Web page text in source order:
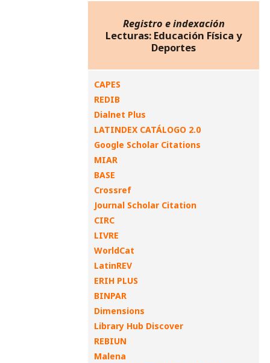
Registro e indexación
Lecturas: Educación Física y
Deportes
CAPES
REDIB
Dialnet Plus
LATINDEX CATÁLOGO 2.0
Google Scholar Citations
MIAR
BASE
Crossref
Journal Scholar Citation
CIRC
LIVRE
WorldCat
LatinREV
ERIH PLUS
BINPAR
Dimensions
Library Hub Discover
REBIUN
Malena